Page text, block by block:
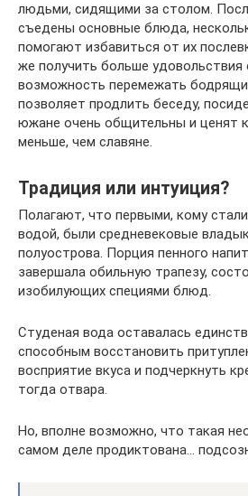
людьми, сидящими за столом.
съедены основные блюда,
помогают избавиться от их
же получить больше
возможность перемежать
позволяет продлить беседу,
южане очень общительны и ценят
меньше, чем славяне.
Традиция или интуиция?
Полагают, что первыми, кому
водой, были средневековые
полуострова. Порция пенного
завершала обильную трапезу,
изобилующих специями блюд.
Студеная вода оставалась
способным восстановить
восприятие вкуса и подчеркнуть
тогда отвара.
Но, вполне возможно, что такая
самом деле продиктована…